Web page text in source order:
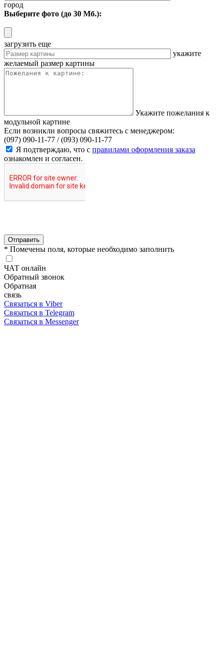
город
Выберите фото (до 30 Мб.):
загрузить еще
укажите
желаемый размер картины
Укажите пожелания к
модульной картине
Если возникли вопросы свяжитесь с менеджером:
(097) 090-11-77 /(093) 090-11-77
Я подтверждаю, что с правилами оформления заказа
ознакомлен и согласен.
Отправить
* Помечены поля, которые необходимо заполнить
ЧАТ онлайн
Обратный звонок
Обратная
связь
Связаться в Viber
Связаться в Telegram
Связаться в Messenger